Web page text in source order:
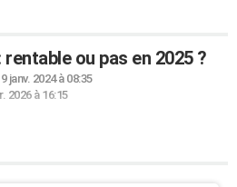
ou pas en 2025 ?
9 janv. 2024 à 08:35
2026 à 16:15